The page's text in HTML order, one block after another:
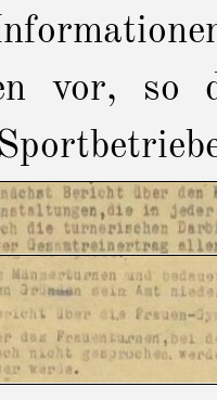
vor, so